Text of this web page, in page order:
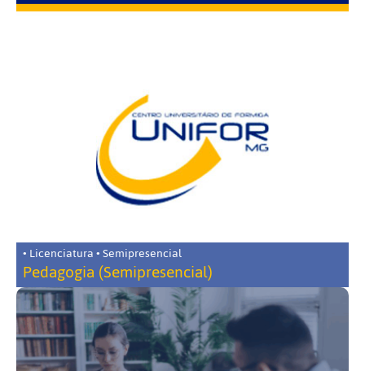
• Licenciatura • Semipresencial
Pedagogia (Semipresencial)